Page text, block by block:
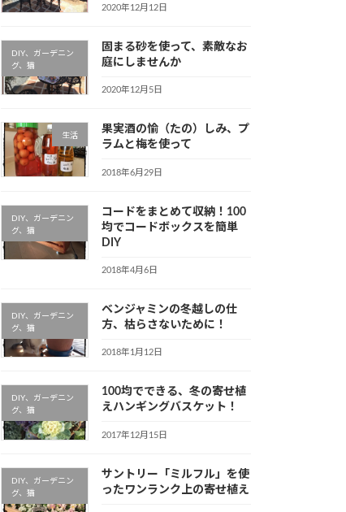
2020年12月12日
DIY、ガーデニン
グ、猫
固まる砂を使って、素敵なお
庭にしませんか
2020年12月5日
生活
果実酒の愉（たの）しみ、プ
ラムと梅を使って
2018年6月29日
DIY、ガーデニン
グ、猫
コードをまとめて収納！100
均でコードボックスを簡単
DIY
2018年4月6日
DIY、ガーデニン
グ、猫
ベンジャミンの冬越しの仕
方、枯らさないために！
2018年1月12日
DIY、ガーデニン
グ、猫
100均でできる、冬の寄せ植
えハンギングバスケット！
2017年12月15日
DIY、ガーデニン
グ、猫
サントリー「ミルフル」を使
ったワンランク上の寄せ植え